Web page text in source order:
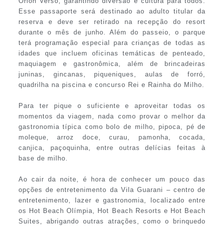
Esse passaporte será destinado ao adulto titular da
reserva e deve ser retirado na recepção do resort
durante o mês de junho. Além do passeio, o parque
terá programação especial para crianças de todas as
idades que incluem oficinas temáticas de penteado,
maquiagem e gastronômica, além de brincadeiras
juninas, gincanas, piqueniques, aulas de forró,
quadrilha na piscina e concurso Rei e Rainha do Milho.
Para ter pique o suficiente e aproveitar todas os
momentos da viagem, nada como provar o melhor da
gastronomia típica como bolo de milho, pipoca, pé de
moleque, arroz doce, curau, pamonha, cocada,
canjica, paçoquinha, entre outras delícias feitas à
base de milho.
Ao cair da noite, é hora de conhecer um pouco das
opções de entretenimento da Vila Guarani – centro de
entretenimento, lazer e gastronomia, localizado entre
os Hot Beach Olímpia, Hot Beach Resorts e Hot Beach
Suites, abrigando outras atrações, como o brinquedo